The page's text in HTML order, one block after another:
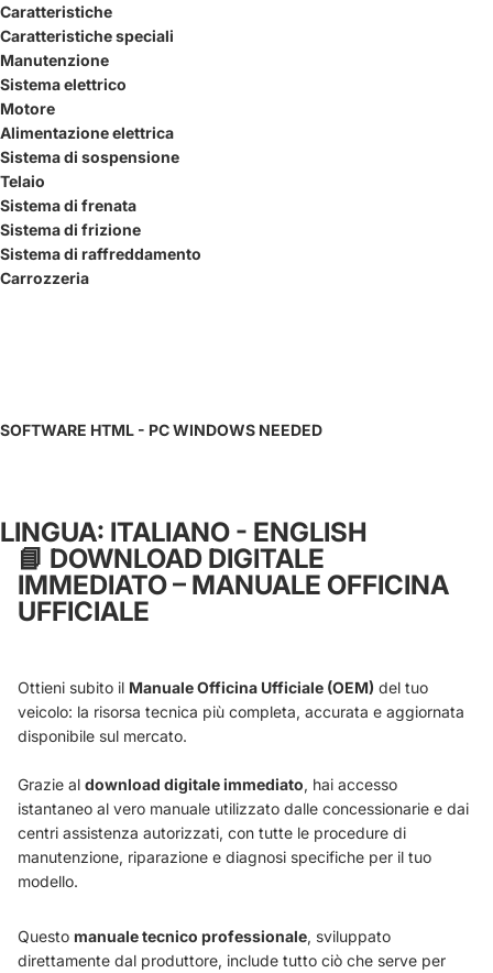
Caratteristiche
Caratteristiche speciali
Manutenzione
Sistema elettrico
Motore
Alimentazione elettrica
Sistema di sospensione
Telaio
Sistema di frenata
Sistema di frizione
Sistema di raffreddamento
Carrozzeria
SOFTWARE HTML - PC WINDOWS NEEDED
LINGUA: ITALIANO - ENGLISH
📘 DOWNLOAD DIGITALE
IMMEDIATO – MANUALE OFFICINA
UFFICIALE
Ottieni subito il Manuale Officina Ufficiale (OEM) del tuo
veicolo: la risorsa tecnica più completa, accurata e aggiornata
disponibile sul mercato.
Grazie al download digitale immediato, hai accesso
istantaneo al vero manuale utilizzato dalle concessionarie e dai
centri assistenza autorizzati, con tutte le procedure di
manutenzione, riparazione e diagnosi specifiche per il tuo
modello.
Questo manuale tecnico professionale, sviluppato
direttamente dal produttore, include tutto ciò che serve per